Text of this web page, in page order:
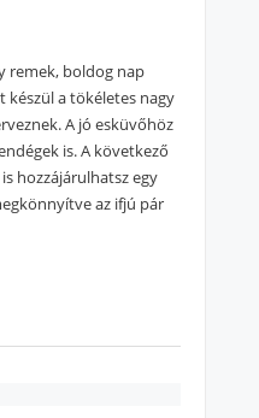
remek, boldog nap
készül a tökéletes nagy
A jó esküvőhöz
is. A következő
hozzájárulhatsz egy
az ifjú pár